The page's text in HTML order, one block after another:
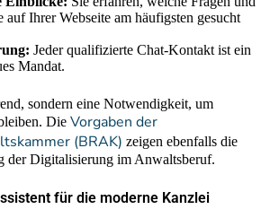
auf Ihrer Webseite am häufigsten gesucht
Jeder qualifizierte Chat-Kontakt ist ein
Mandat.
sondern eine Notwendigkeit, um
Die Vorgaben der
(BRAK) zeigen ebenfalls die
der Digitalisierung im Anwaltsberuf.
für die moderne Kanzlei